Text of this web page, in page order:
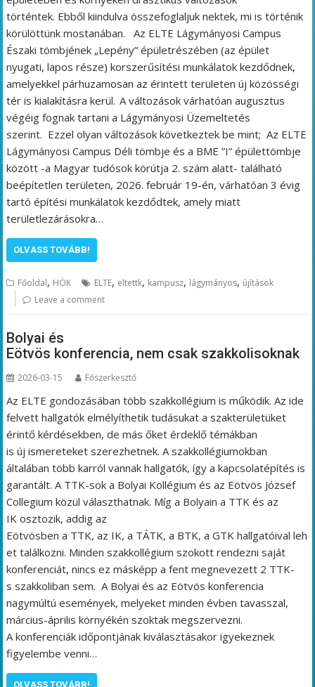
történtek. Ebből kiindulva összefoglaljuk nektek, mi is történik
körülöttünk mostanában. Az ELTE Lágymányosi Campus
Északi tömbjének „Lepény” épületrészében (az épület
nyugati, lapos része) korszerűsítési munkálatok kezdődnek,
amelyekkel párhuzamosan az érintett területen új közösségi
tér is kialakításra kerül. A változások várhatóan augusztus
végéig fognak tartani a Lágymányosi Üzemeltetés
szerint. Ezzel olyan változások következtek be mint; Az ELTE
Lágymányosi Campus Déli tömbje és a BME ”I” épülettömbje
között -a Magyar tudósok körútja 2. szám alatt- található
beépítetlen területen, 2026. február 19-én, várhatóan 3 évig
tartó építési munkálatok kezdődtek, amely miatt
területlezárásokra…
OLVASS TOVÁBB!
Főoldal, HÖK ELTE, eltettk, kampusz, lágymányos, újítások
Leave a comment
Bolyai és
Eötvös konferencia, nem csak szakkolisoknak
2026-03-15 Főszerkesztő
Az ELTE gondozásában több szakkollégium is működik. Az ide
felvett hallgatók elmélyíthetik tudásukat a szakterületüket
érintő kérdésekben, de más őket érdeklő témákban
is új ismereteket szerezhetnek. A szakkollégiumokban
általában több karról vannak hallgatók, így a kapcsolatépítés is
garantált. A TTK-sok a Bolyai Kollégium és az Eötvös József
Collegium közül választhatnak. Míg a Bolyain a TTK és az
IK osztozik, addig az
Eötvösben a TTK, az IK, a TÁTK, a BTK, a GTK hallgatóival leh
et találkozni. Minden szakkollégium szokott rendezni saját
konferenciát, nincs ez másképp a fent megnevezett 2 TTK-
s szakkoliban sem. A Bolyai és az Eötvös konferencia
nagymúltú események, melyeket minden évben tavasszal,
március-április környékén szoktak megszervezni.
A konferenciák időpontjának kiválasztásakor igyekeznek
figyelembe venni…
OLVASS TOVÁBB!